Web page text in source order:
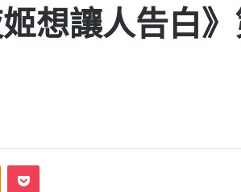
想讓人告白
Odnoklassniki
Pocket